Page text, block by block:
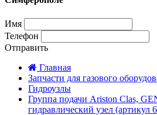
Имя
Телефон
Отправить
Главная
Запчасти для газового
Гидроузлы
Группа подачи Ariston Clas,
гидравлический узел (артикул